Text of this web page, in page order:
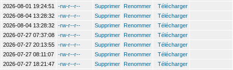
2026-08-01 19:24:51 -rw-r--r-- Supprimer Renommer
Télécharger
2026-08-04 13:28:32 -rw-r--r-- Supprimer Renommer
Télécharger
2026-08-04 13:28:32 -rw-r--r-- Supprimer Renommer
Télécharger
2026-07-27 07:37:08 -rw-r--r-- Supprimer Renommer
Télécharger
2026-07-27 20:13:55 -rw-r--r-- Supprimer Renommer
Télécharger
2026-07-27 08:11:07 -rw-r--r-- Supprimer Renommer
Télécharger
2026-07-27 18:21:47 -rw-r--r-- Supprimer Renommer
Télécharger